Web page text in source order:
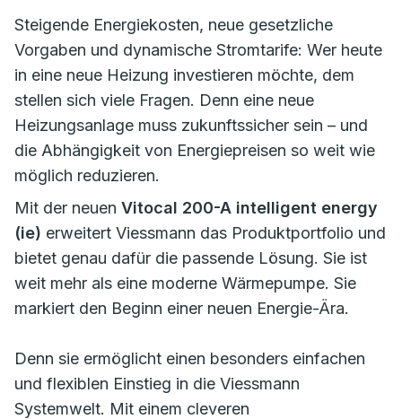
Steigende Energiekosten, neue gesetzliche
Vorgaben und dynamische Stromtarife: Wer heute
in eine neue Heizung investieren möchte, dem
stellen sich viele Fragen. Denn eine neue
Heizungsanlage muss zukunftssicher sein – und
die Abhängigkeit von Energiepreisen so weit wie
möglich reduzieren.
Mit der neuen Vitocal 200-A intelligent energy
(ie) erweitert Viessmann das Produktportfolio und
bietet genau dafür die passende Lösung. Sie ist
weit mehr als eine moderne Wärmepumpe. Sie
markiert den Beginn einer neuen Energie-Ära.
Denn sie ermöglicht einen besonders einfachen
und flexiblen Einstieg in die Viessmann
Systemwelt. Mit einem cleveren